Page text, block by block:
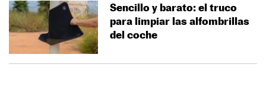
Sencillo y barato: el truco
para limpiar las alfombrillas
del coche